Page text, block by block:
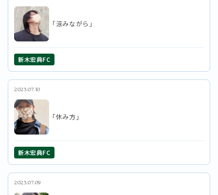
「涼みながら」
新木宏典FC
2023.07.10
「休み方」
新木宏典FC
2023.07.09